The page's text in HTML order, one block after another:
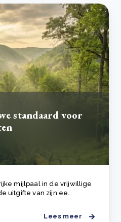
standaard voor
mijlpaal in de vrijwillige
uitgifte van zijn ee..
Lees meer